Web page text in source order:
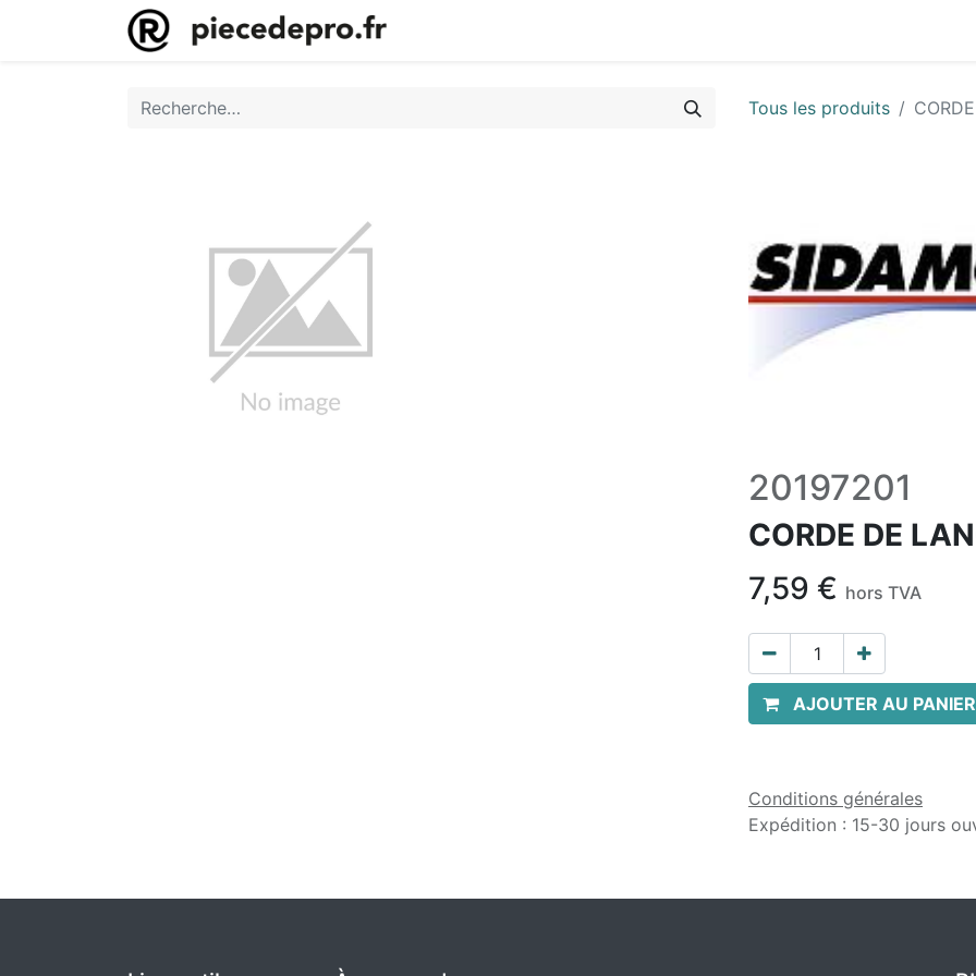
Tous les produits
20197201
CORDE DE
7,59 € hors TVA
AJOUTER AU PANIER
Conditions générales
Expédition : 15-30 jours